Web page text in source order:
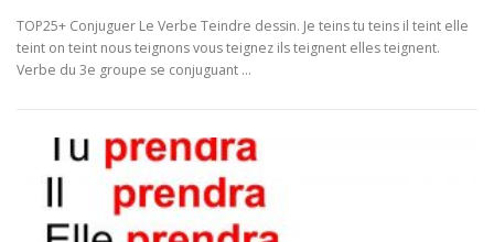
TOP25+ Conjuguer Le Verbe Teindre dessin. Je teins tu teins il teint elle
teint on teint nous teignons vous teignez ils teignent elles teignent.
Verbe du 3e groupe se conjuguant …